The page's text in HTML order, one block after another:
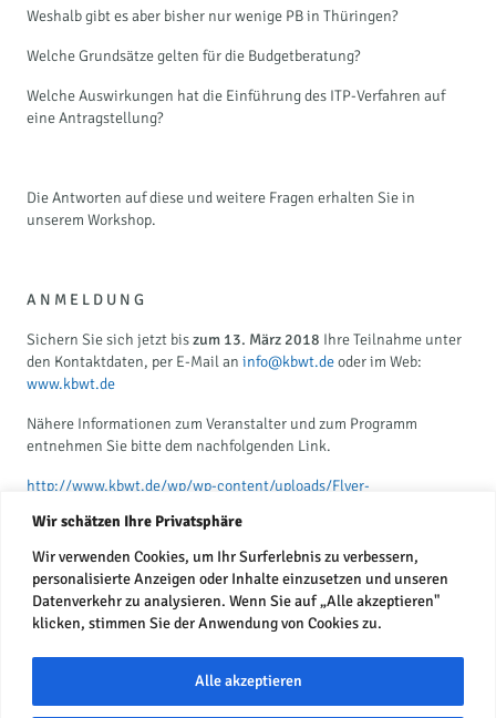
Wir schätzen Ihre Privatsphäre
Wir verwenden Cookies, um Ihr Surferlebnis zu verbessern,
personalisierte Anzeigen oder Inhalte einzusetzen und unseren
Datenverkehr zu analysieren. Wenn Sie auf „Alle akzeptieren"
klicken, stimmen Sie der Anwendung von Cookies zu.
Alle akzeptieren
Weshalb gibt es aber bisher nur wenige PB in Thüringen?
Welche Grundsätze gelten für die Budgetberatung?
Welche Auswirkungen hat die Einführung des ITP-Verfahren auf
eine Antragstellung?
Die Antworten auf diese und weitere Fragen erhalten Sie in
unserem Workshop.
A N M E L D U N G
Sichern Sie sich jetzt biszum 13. März 2018 Ihre Teilnahme unter
den Kontaktdaten, per E-Mail an info@kbwt.deoder im Web:
www.kbwt.de
Nähere Informationen zum Veranstalter und zum Programm
entnehmen Sie bitte dem nachfolgenden Link.
http://www.kbwt.de/wp/wp-content/uploads/Flyer-